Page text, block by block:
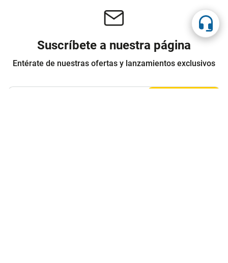
Suscríbete a nuestra página
Entérate de nuestras ofertas y lanzamientos exclusivos